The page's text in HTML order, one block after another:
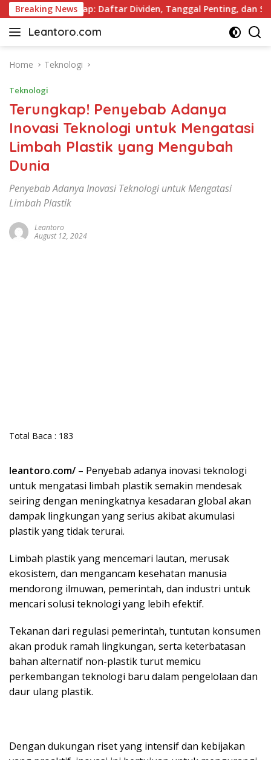
Skip
to
content
Breaking News
2026 Lengkap: Daftar Dividen, Tanggal Penting, dan
Leantoro.com
Jasa
Artikel,
dan
Digital
Marketing
–
Ciptakan
Membangun
Citra
Home Teknologi
Teknologi
Terungkap! Penyebab Adanya
Inovasi Teknologi untuk Mengatasi
Limbah Plastik yang Mengubah
Dunia
Penyebab Adanya Inovasi Teknologi untuk Mengatasi
Limbah Plastik
Leantoro
August 12, 2024
Total Baca : 183
leantoro.com/ – Penyebab adanya inovasi teknologi
untuk mengatasi limbah plastik semakin mendesak
seiring dengan meningkatnya kesadaran global akan
dampak lingkungan yang serius akibat akumulasi
plastik yang tidak terurai.
Limbah plastik yang mencemari lautan, merusak
ekosistem, dan mengancam kesehatan manusia
mendorong ilmuwan, pemerintah, dan industri untuk
mencari solusi teknologi yang lebih efektif.
Tekanan dari regulasi pemerintah, tuntutan konsumen
akan produk ramah lingkungan, serta keterbatasan
bahan alternatif non-plastik turut memicu
perkembangan teknologi baru dalam pengelolaan dan
daur ulang plastik.
Dengan dukungan riset yang intensif dan kebijakan